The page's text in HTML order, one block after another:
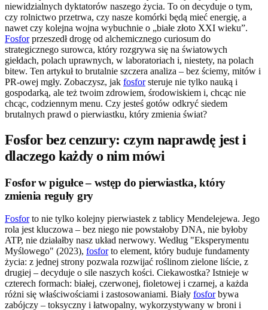
niewidzialnych dyktatorów naszego życia. To on decyduje o tym,
czy rolnictwo przetrwa, czy nasze komórki będą mieć energię, a
nawet czy kolejna wojna wybuchnie o „białe złoto XXI wieku”.
Fosforprzeszedł drogę od alchemicznego curiosum do
strategicznego surowca, który rozgrywa się na światowych
giełdach, polach uprawnych, w laboratoriach i, niestety, na polach
bitew. Ten artykuł to brutalnie szczera analiza – bez ściemy, mitów i
PR-owej mgły. Zobaczysz, jak fosforsteruje nie tylko nauką i
gospodarką, ale też twoim zdrowiem, środowiskiem i, chcąc nie
chcąc, codziennym menu. Czy jesteś gotów odkryć siedem
brutalnych prawd o pierwiastku, który zmienia świat?
Fosfor bez cenzury: czym naprawdę jest i
dlaczego każdy o nim mówi
Fosfor w pigułce – wstęp do pierwiastka, który
zmienia reguły gry
Fosforto nie tylko kolejny pierwiastek z tablicy Mendelejewa. Jego
rola jest kluczowa – bez niego nie powstałoby DNA, nie byłoby
ATP, nie działałby nasz układ nerwowy. Według "Eksperymentu
Myślowego" (2023), fosforto element, który buduje fundamenty
życia: z jednej strony pozwala rozwijać roślinom zielone liście, z
drugiej – decyduje o sile naszych kości. Ciekawostka? Istnieje w
czterech formach: białej, czerwonej, fioletowej i czarnej, a każda
różni się właściwościami i zastosowaniami. Biały fosforbywa
zabójczy – toksyczny i łatwopalny, wykorzystywany w broni i